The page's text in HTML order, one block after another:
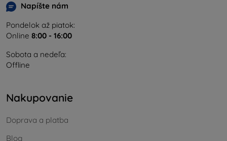
Napíšte nám
Pondelok až piatok:
Online 8:00 - 16:00
Sobota a nedeľa:
Offline
Nakupovanie
Doprava a platba
Blog